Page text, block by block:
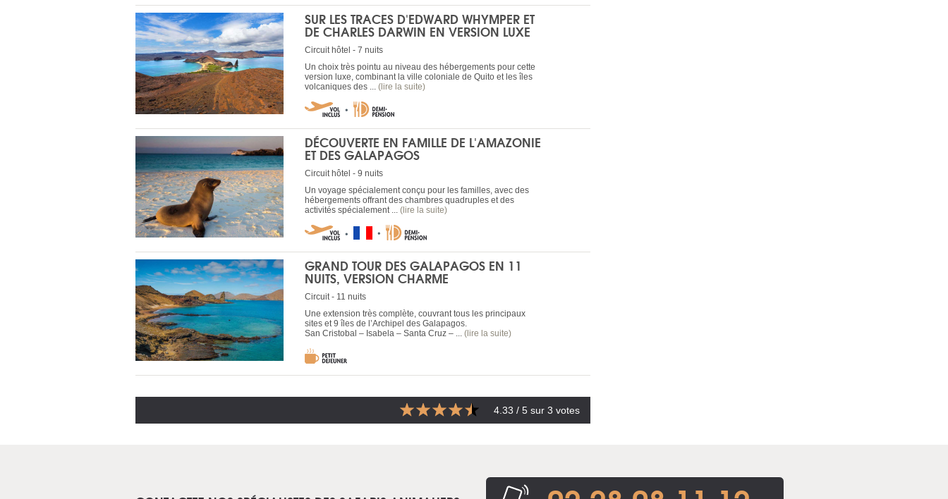
SUR LES TRACES D'EDWARD WHYMPER ET
DE CHARLES DARWIN EN VERSION LUXE
Circuit hôtel - 7 nuits
Un choix très pointu au niveau des hébergements pour cette
version luxe, combinant la ville coloniale de Quito et les îles
volcaniques des ... (lire la suite)
DÉCOUVERTE EN FAMILLE DE L'AMAZONIE
ET DES GALAPAGOS
Circuit hôtel - 9 nuits
Un voyage spécialement conçu pour les familles, avec des
hébergements offrant des chambres quadruples et des
activités spécialement ... (lire la suite)
GRAND TOUR DES GALAPAGOS EN 11
NUITS, VERSION CHARME
Circuit - 11 nuits
Une extension très complète, couvrant tous les principaux
sites et 9 îles de l’Archipel des Galapagos.
San Cristobal – Isabela – Santa Cruz – ... (lire la suite)
4.33 / 5 sur 3 votes